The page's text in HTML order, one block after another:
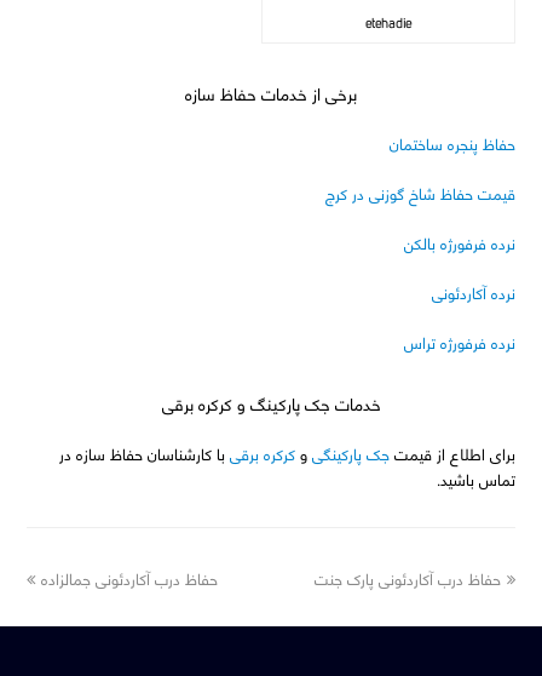
etehadie
برخی از خدمات حفاظ سازه
حفاظ پنجره ساختمان
قیمت حفاظ شاخ گوزنی در کرج
نرده فرفورژه بالکن
نرده آکاردئونی
نرده فرفورژه تراس
خدمات جک پارکینگ و کرکره برقی
برای اطلاع از قیمتجک پارکینگیوکرکره برقی با کارشناسان حفاظ سازه در
تماس باشید.
previous
حفاظ درب آکاردئونی پارک جنت
next
حفاظ درب آکاردئونی جمالزاده